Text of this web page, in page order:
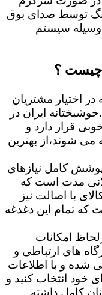
توسط صدای بوق
وسیله سیستم
چیست ؟
در اختیار مشتریان
ایران در
قرار دارد و
می شوند،از بهترین
کامل نیازهای
مدت است که
با اصالت نیز
که تمام این دغدغه
امکانات
۲۴ ساعته،درگاه های ارتباطی و
شده و با اطلاعات
خود انتخاب کنید و
کامل داشته